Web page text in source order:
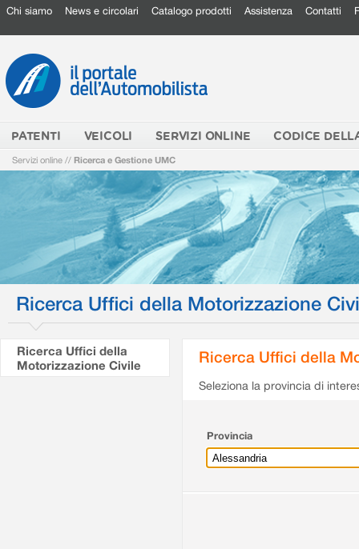
Chi siamo News e circolari Catalogo prodotti Assistenza Contatti
PATENTI VEICOLI SERVIZI ONLINE CODICE
Servizi online // Ricerca e Gestione UMC
Ricerca Uffici della Motorizzazione
Ricerca Uffici della
Motorizzazione Civile
Ricerca Uffici della
Seleziona la provincia di
Provincia